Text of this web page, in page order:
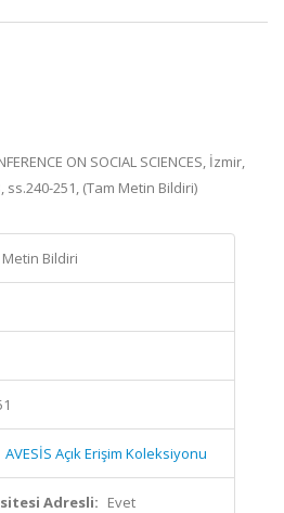
ON SOCIAL SCIENCES, İzmir,
ss.240-251, (Tam Metin Bildiri)
Bildiri
AVESİS Açık Erişim Koleksiyonu
Adresli: Evet